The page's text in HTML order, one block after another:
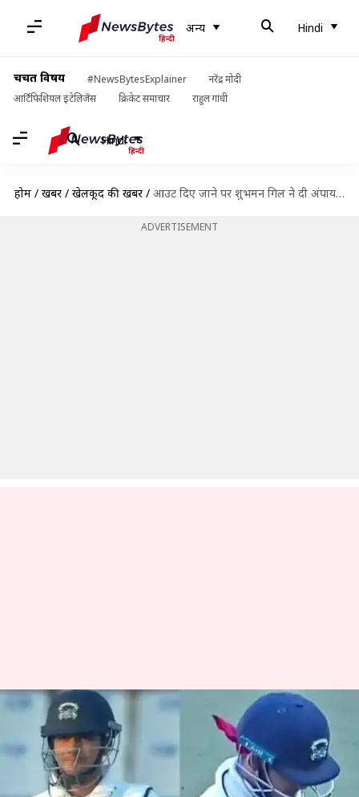
अन्य Hindi
चर्चित विषय #NewsBytesExplainer
नरेंद्र मोदी
आर्टिफिशियल इंटेलिजेंस
क्रिकेट समाचार राहुल गांधी
Hindi
होम / खबरें / खेलकूद की खबरें / आउट दिए जाने पर शुभमन गिल ने दी अंपायर को गाली, विरोधी टीम ने किया वॉकऑफ
ADVERTISEMENT
आउट दिए जाने पर शुभमन गिल ने दी
अंपायर को गाली, विरोधी टीम ने
किया वॉकऑफ
Neeraj Pandey Jan 03, 2020 03:46 pm